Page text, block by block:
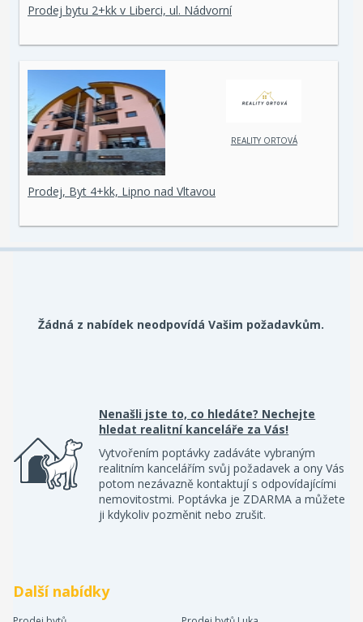
Prodej bytu 2+kk v Liberci, ul. Nádvorní
REALITY ORTOVÁ
Prodej, Byt 4+kk, Lipno nad Vltavou
Žádná z nabídek neodpovídá Vašim požadavkům.
Nenašli jste to, co hledáte? Nechejte
hledat realitní kanceláře za Vás!
Vytvořením poptávky zadáváte vybraným
realitním kancelářím svůj požadavek a ony Vás
potom nezávazně kontaktují s odpovídajícími
nemovitostmi. Poptávka je ZDARMA a můžete
ji kdykoliv pozměnit nebo zrušit.
Další nabídky